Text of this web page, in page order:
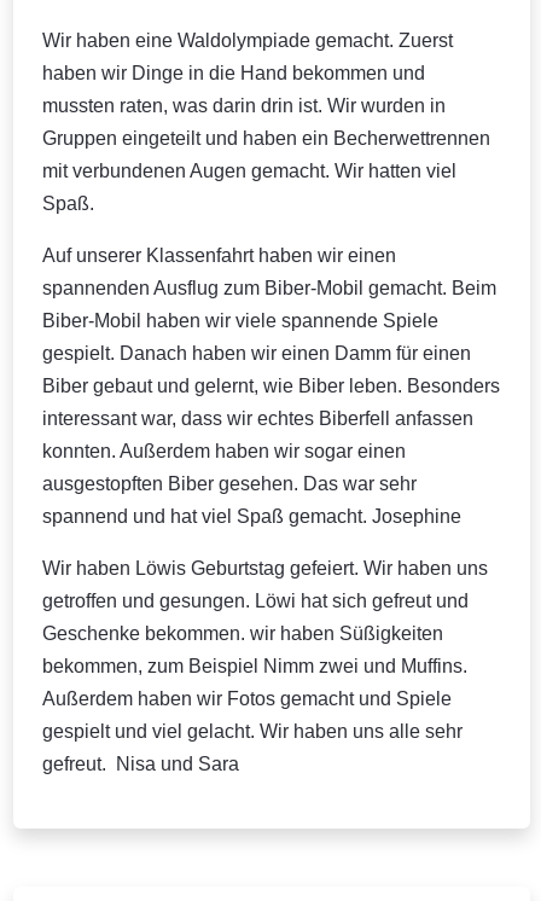
Wir haben eine Waldolympiade gemacht. Zuerst
haben wir Dinge in die Hand bekommen und
mussten raten, was darin drin ist. Wir wurden in
Gruppen eingeteilt und haben ein Becherwettrennen
mit verbundenen Augen gemacht. Wir hatten viel
Spaß.
Auf unserer Klassenfahrt haben wir einen
spannenden Ausflug zum Biber-Mobil gemacht. Beim
Biber-Mobil haben wir viele spannende Spiele
gespielt. Danach haben wir einen Damm für einen
Biber gebaut und gelernt, wie Biber leben. Besonders
interessant war, dass wir echtes Biberfell anfassen
konnten. Außerdem haben wir sogar einen
ausgestopften Biber gesehen. Das war sehr
spannend und hat viel Spaß gemacht. Josephine
Wir haben Löwis Geburtstag gefeiert. Wir haben uns
getroffen und gesungen. Löwi hat sich gefreut und
Geschenke bekommen. wir haben Süßigkeiten
bekommen, zum Beispiel Nimm zwei und Muffins.
Außerdem haben wir Fotos gemacht und Spiele
gespielt und viel gelacht. Wir haben uns alle sehr
gefreut. Nisa und Sara